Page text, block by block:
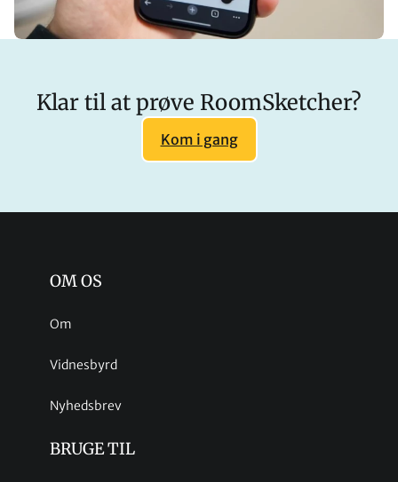
Klar til at prøve RoomSketcher?
Kom i gang
OM OS
Om
Vidnesbyrd
Nyhedsbrev
BRUGE TIL